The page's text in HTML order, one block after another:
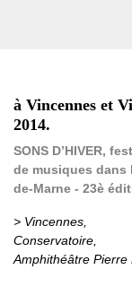
à Vincennes et
2014.
SONS D’HIVER,
de musiques dans
de-Marne - 23è
> Vincennes,
Conservatoire,
Amphithéâtre